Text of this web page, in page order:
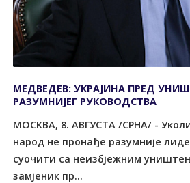
МЕДВЕДЕВ: УКРАЈИНА ПРЕД
РАЗУМНИЈЕГ РУКОВОДСТВА
МОСКВА, 8. АВГУСТА /СРНА/ -
народ не пронађе разумније
суочити са неизбјежним
замјеник пр...